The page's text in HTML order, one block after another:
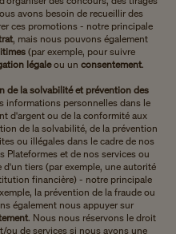
avons besoin de recueillir des
ces promotions - notre principale
, mais nous pouvons également
(par exemple, pour suivre
légaleou un consentement.
de la solvabilité et prévention des
informations personnelles dans le
d'argent ou de la conformité aux
de la solvabilité, de la prévention
ou illégales dans le cadre de nos
Plateformes et de nos services ou
tiers (par exemple, une autorité
financière) - notre principale
la prévention de la fraude ou
également nous appuyer sur
. Nous nous réservons le droit
de services si nous avons une